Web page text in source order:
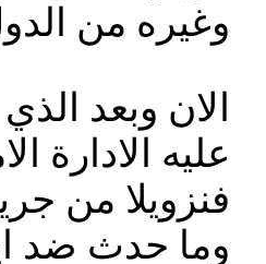
وغيره من
الان وبعد
عليه الادارة
فنزويلا من
وما حدث ضد